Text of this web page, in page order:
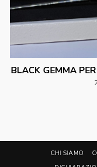
BLACK GEMMA
CHI SIAMO